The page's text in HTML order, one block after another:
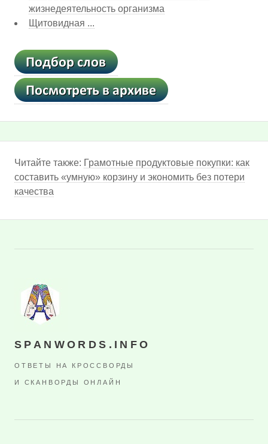
жизнедеятельность организма
Щитовидная ...
Читайте также: Грамотные продуктовые покупки: как
составить «умную» корзину и экономить без потери
качества
SPANWORDS.INFO
ОТВЕТЫ НА КРОССВОРДЫ
И СКАНВОРДЫ ОНЛАЙН